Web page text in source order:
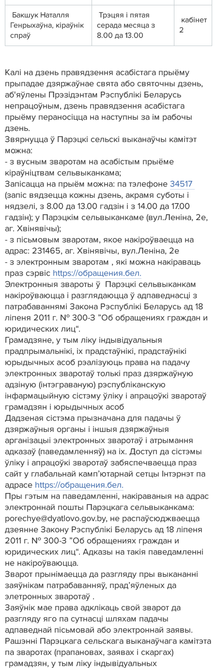
Бакшук Наталля
Генрыхаўна, кіраўнік
спраў
Трэцяя і пятая
серада месяца з
8.00 да 13.00
кабінет
2
Калі на дзень правядзення асабістага прыёму
прыпадае дзяржаўнае свята або святочны дзень,
аб'яўлены Прэзідэнтам Рэспублікі Беларусь
непрацоўным, дзень правядзення асабістага
прыёму пераносіцца на наступны за ім рабочы
дзень.
Звярнуцца ў Парэцкі сельскі выканаўчы камітэт
можна:
- з вусным зваротам на асабістым прыёме
кіраўніцтвам сельвыканкама;
Запісацца на прыём можна: па тэлефоне 34517
(запіс вядзецца кожны дзень, акрамя суботы і
нядзелі, з 8.00 да 13.00 гадзін і з 14.00 да 17.00
гадзін); у Парэцкім сельвыканкаме (вул.Леніна, 2е,
аг. Хвінявічы);
- з пісьмовым зваротам, якое накіроўваецца на
адрас: 231465, аг. Хвінявічы, вул.Леніна, 2е
- з электронным зваротам , які можна накіраваць
праз сэрвіс https://обращения.бел.
Электронныя звароты ў Парэцкі сельвыканкам
накіроўваюцца і разглядаюцца ў адпаведнасці з
патрабаваннямі Закона Рэспублікі Беларусь ад 18
ліпеня 2011 г. № 300-З ”Об обращениях граждан и
юридических лиц“.
Грамадзяне, у тым ліку індывідуальныя
прадпрымальнікі, іх прадстаўнікі, прадстаўнікі
юрыдычных асоб рэалізуюць права на падачу
электронных зваротаў толькі праз дзяржаўную
адзіную (інтэграваную) рэспубліканскую
інфармацыйную сістэму ўліку і апрацоўкі зваротаў
грамадзян і юрыдычных асоб
Дадзеная сістэма прызначана для падачы ў
дзяржаўныя органы і іншыя дзяржаўныя
арганізацыі электронных зваротаў і атрымання
адказаў (паведамленняў) на іх. Доступ да сістэмы
ўліку і апрацоўкі зваротаў забяспечваецца праз
сайт у глабальнай камп’ютарнай сетцы Інтэрнэт па
адрасе https://обращения.бел.
Пры гэтым на паведамленні, накіраваныя на адрас
электроннай пошты Парэцкага сельвыканкама:
porechye@dyatlovo.gov.by, не распаўсюджваецца
дзеянне Закону Рэспублікі Беларусь ад 18 ліпеня
2011 г. № 300-З ”Об обращениях граждан и
юридических лиц“. Адказы на такія паведамленні
не накіроўваюцца.
Зварот прынімаецца да разгляду пры выкананні
заяўнікам патрабаванняў, прад’яўленых да
элетронных зваротаў .
Заяўнік мае права адклікаць свой зварот да
разгляду яго па сутнасці шляхам падачы
адпаведнай пісьмовай або электроннай заявы.
Рашэнні Парэцкага сельскага выканаўчага камітэта
па зваротах (прапановах, заявах і скаргах)
грамадзян, у тым ліку індывідуальных